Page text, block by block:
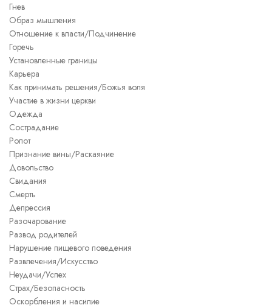
Гнев
Образ мышления
Отношение к власти/Подчинение
Горечь
Установленные границы
Карьера
Как принимать решения/Божья воля
Участие в жизни церкви
Одежда
Сострадание
Ропот
Признание вины/Раскаяние
Довольство
Свидания
Смерть
Депрессия
Разочарование
Развод родителей
Нарушение пищевого поведения
Развлечения/Искусство
Неудачи/Успех
Страх/Безопасность
Оскорбления и насилие